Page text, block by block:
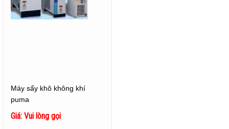
Máy sấy khô không khí
puma
Giá: Vui lòng gọi